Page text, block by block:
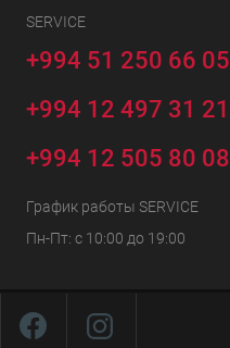
SERVICE
+994 51 250 66 05
+994 12 497 31 21
+994 12 505 80 08
График работы SERVICE
Пн-Пт: с 10:00 до 19:00